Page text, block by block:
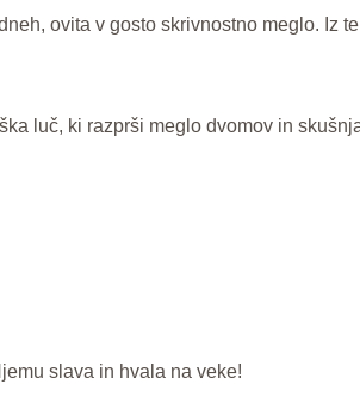
ovita v gosto skrivnostno meglo. Iz
luč, ki razprši meglo dvomov in
slava in hvala na veke!